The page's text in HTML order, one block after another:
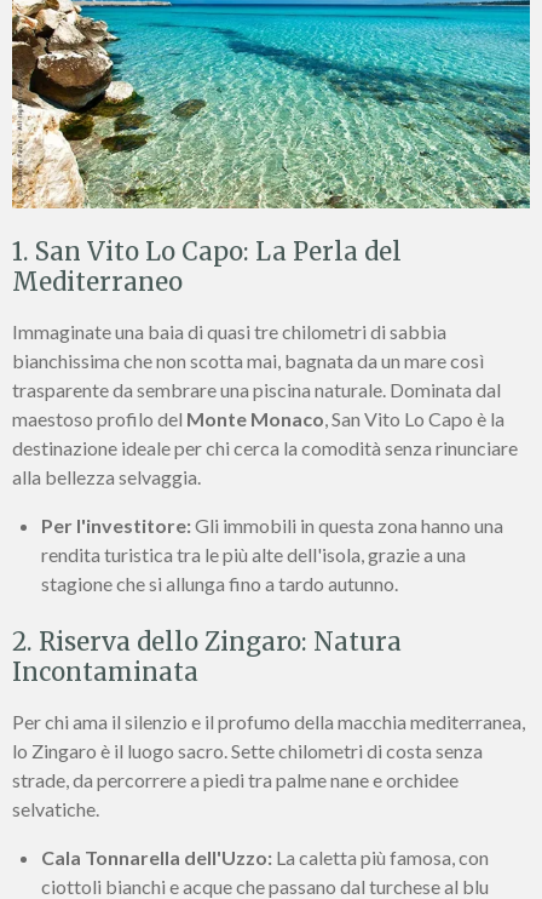
1. San Vito Lo Capo: La Perla del
Mediterraneo
Immaginate una baia di quasi tre chilometri di sabbia
bianchissima che non scotta mai, bagnata da un mare così
trasparente da sembrare una piscina naturale. Dominata dal
maestoso profilo del Monte Monaco , San Vito Lo Capo è la
destinazione ideale per chi cerca la comodità senza rinunciare
alla bellezza selvaggia.
Per l'investitore:Gli immobili in questa zona hanno una
rendita turistica tra le più alte dell'isola, grazie a una
stagione che si allunga fino a tardo autunno.
2. Riserva dello Zingaro: Natura
Incontaminata
Per chi ama il silenzio e il profumo della macchia mediterranea,
lo Zingaro è il luogo sacro. Sette chilometri di costa senza
strade, da percorrere a piedi tra palme nane e orchidee
selvatiche.
Cala Tonnarella dell'Uzzo: La caletta più famosa, con
ciottoli bianchi e acque che passano dal turchese al blu